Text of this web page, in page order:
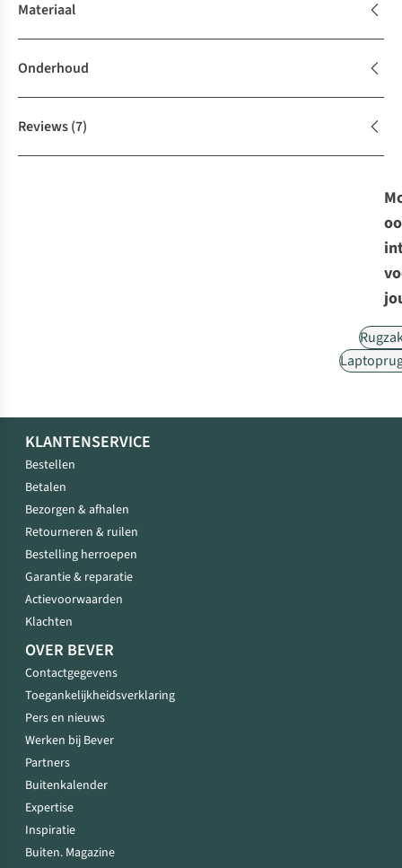
Materiaal
Onderhoud
Reviews(7)
KLANTENSERVICE
Bestellen
Betalen
Bezorgen & afhalen
Retourneren & ruilen
Bestelling herroepen
Garantie & reparatie
Actievoorwaarden
Klachten
OVER BEVER
Contactgegevens
Toegankelijkheidsverklaring
Pers en nieuws
Werken bij Bever
Partners
Buitenkalender
Expertise
Inspiratie
Buiten. Magazine